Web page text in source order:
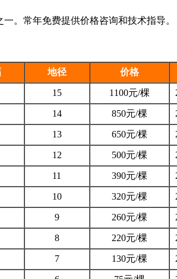
。常年免费提供价格咨询和技术指导。
地径 价格
15 1100元/棵
14 850元/棵
13 650元/棵
12 500元/棵
11 390元/棵
10 320元/棵
9 260元/棵
8 220元/棵
7 130元/棵